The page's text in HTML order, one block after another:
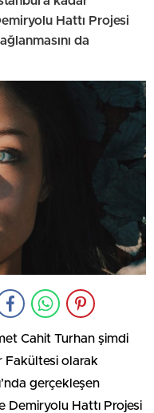
Hattı Projesi
da
Cahit Turhan şimdi
Fakültesi olarak
gerçekleşen
Demiryolu Hattı Projesi